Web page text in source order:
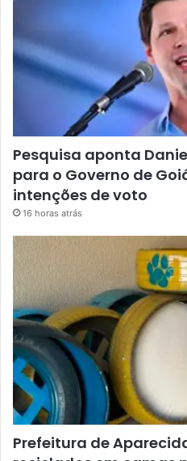
Pesquisa aponta
para o Governo de
intenções de voto
16 horas atrás
Prefeitura de